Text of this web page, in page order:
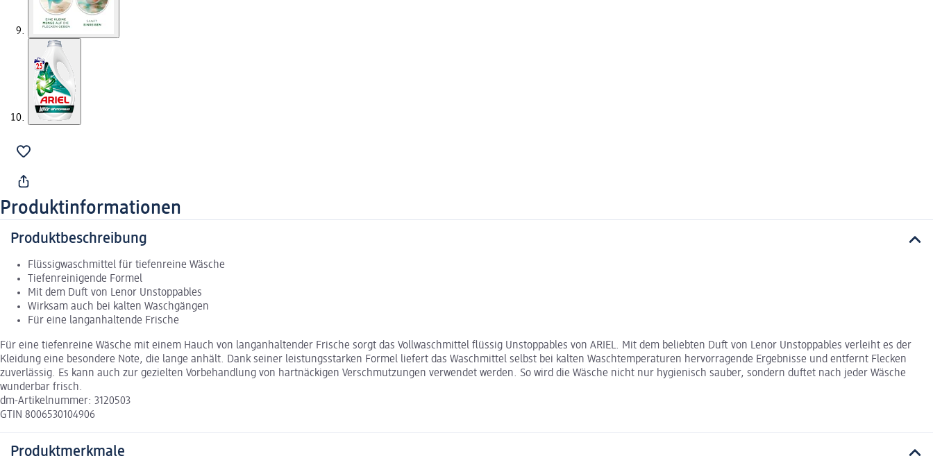
Produktinformationen
Produktbeschreibung
Flüssigwaschmittel für tiefenreine Wäsche
Tiefenreinigende Formel
Mit dem Duft von Lenor Unstoppables
Wirksam auch bei kalten Waschgängen
Für eine langanhaltende Frische
Für eine tiefenreine Wäsche mit einem Hauch von langanhaltender Frische sorgt das Vollwaschmittel flüssig Unstoppables von ARIEL. Mit dem beliebten Duft von Lenor Unstoppables verleiht es der
Kleidung eine besondere Note, die lange anhält. Dank seiner leistungsstarken Formel liefert das Waschmittel selbst bei kalten Waschtemperaturen hervorragende Ergebnisse und entfernt Flecken
zuverlässig. Es kann auch zur gezielten Vorbehandlung von hartnäckigen Verschmutzungen verwendet werden. So wird die Wäsche nicht nur hygienisch sauber, sondern duftet nach jeder Wäsche
wunderbar frisch.
dm-Artikelnummer: 3120503
GTIN 8006530104906
Produktmerkmale